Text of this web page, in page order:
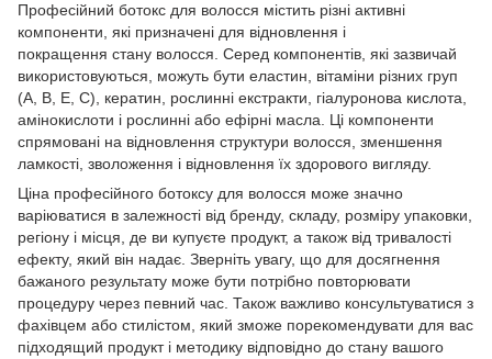
Професійний ботокс для волосся містить різні активні
компоненти, які призначені для відновлення і
покращення стану волосся. Серед компонентів, які зазвичай
використовуються, можуть бути еластин, вітаміни різних груп
(A, B, E, C), кератин, рослинні екстракти, гіалуронова кислота,
амінокислоти і рослинні або ефірні масла. Ці компоненти
спрямовані на відновлення структури волосся, зменшення
ламкості, зволоження і відновлення їх здорового вигляду.
Ціна професійного ботоксу для волосся може значно
варіюватися в залежності від бренду, складу, розміру упаковки,
регіону і місця, де ви купуєте продукт, а також від тривалості
ефекту, який він надає. Зверніть увагу, що для досягнення
бажаного результату може бути потрібно повторювати
процедуру через певний час. Також важливо консультуватися з
фахівцем або стилістом, який зможе порекомендувати для вас
підходящий продукт і методику відповідно до стану вашого